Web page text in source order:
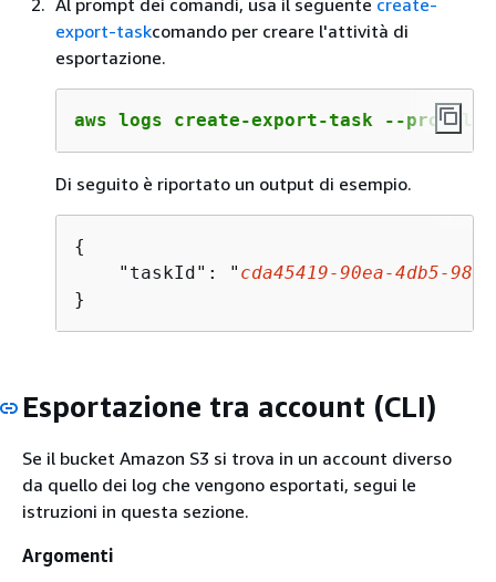
export-taskcomando per creare l'attività di
esportazione.
aws logs create-export-task --profile
Di seguito è riportato un output di esempio.
{
    "taskId": "
cda45419- 90ea-4db5- 9833
}
Esportazione tra account (CLI)
Se il bucket Amazon S3 si trova in un account diverso
da quello dei log che vengono esportati, segui le
istruzioni in questa sezione.
Argomenti